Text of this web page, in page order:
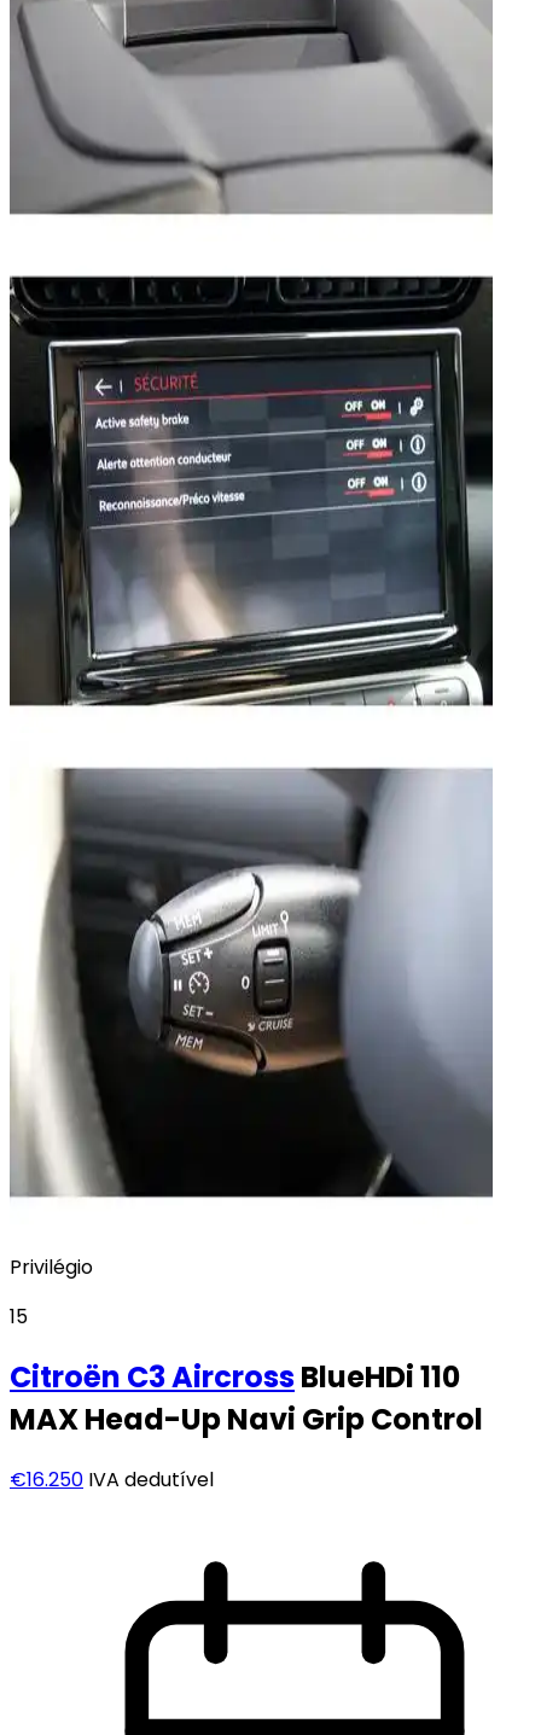
Privilégio
15
Citroën C3 AircrossBlueHDi 110
MAX Head-Up Navi Grip Control
€16.250 IVA dedutível